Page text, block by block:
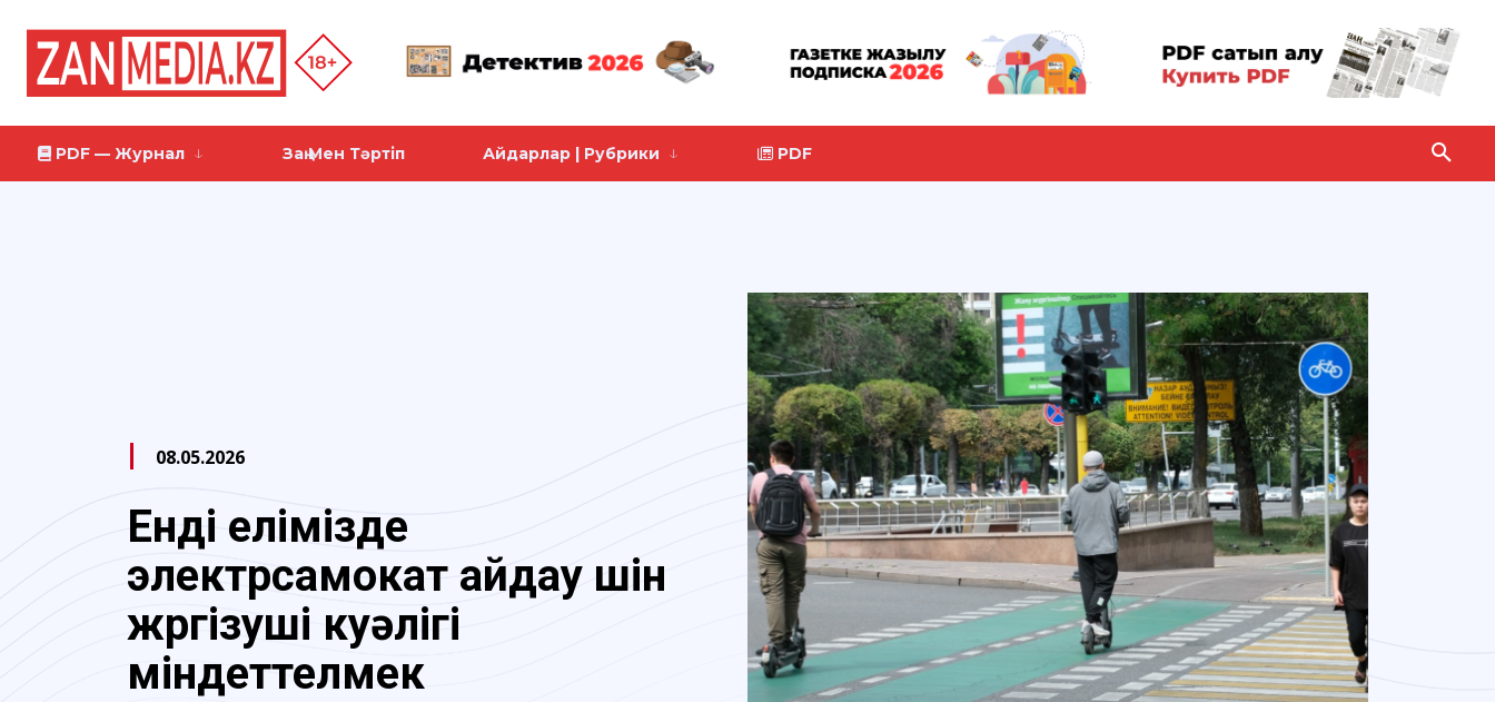
PDF — Журнал Заң Мен Тәртіп Айдарлар | Рубрики PDF
08.05.2026
Енді елімізде
электрсамокат айдау үшін
жүргізуші куәлігі
міндеттелмек